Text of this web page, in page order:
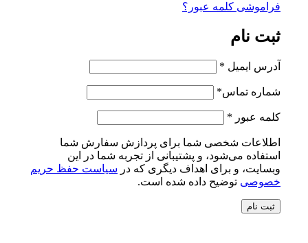
فراموشی کلمه عبور؟
ثبت نام
آدرس ایمیل *
شماره تماس*
کلمه عبور *
اطلاعات شخصی شما برای پردازش سفارش شما
استفاده می‌شود، و پشتیبانی از تجربه شما در این
وبسایت، و برای اهداف دیگری که در سیاست حفظ حریم
خصوصی توضیح داده شده است.
ثبت نام